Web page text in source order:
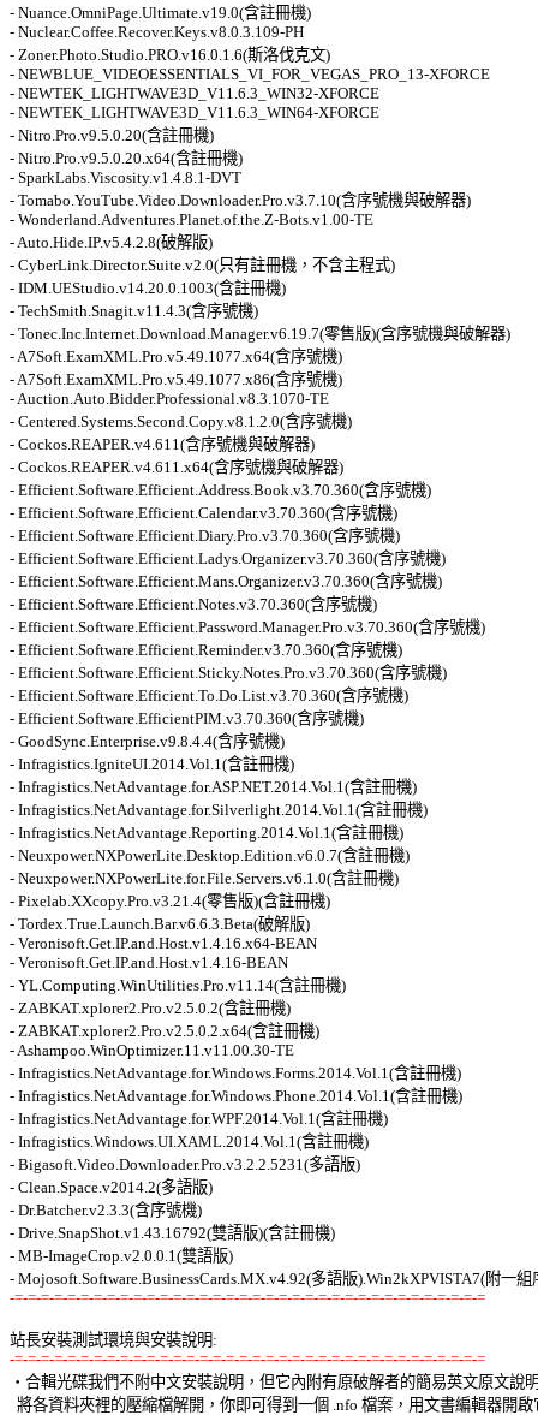
- Nuance.OmniPage.Ultimate.v19.0(含註冊機)
- Nuclear.Coffee.Recover.Keys.v8.0.3.109-PH
- Zoner.Photo.Studio.PRO.v16.0.1.6(斯洛伐克文)
- NEWBLUE_VIDEOESSENTIALS_VI_FOR_VEGAS_PRO_13-XFORCE
- NEWTEK_LIGHTWAVE3D_V11.6.3_WIN32-XFORCE
- NEWTEK_LIGHTWAVE3D_V11.6.3_WIN64-XFORCE
- Nitro.Pro.v9.5.0.20(含註冊機)
- Nitro.Pro.v9.5.0.20.x64(含註冊機)
- SparkLabs.Viscosity.v1.4.8.1-DVT
- Tomabo.YouTube.Video.Downloader.Pro.v3.7.10(含序號機與破解器)
- Wonderland.Adventures.Planet.of.the.Z-Bots.v1.00-TE
- Auto.Hide.IP.v5.4.2.8(破解版)
- CyberLink.Director.Suite.v2.0(只有註冊機，不含主程式)
- IDM.UEStudio.v14.20.0.1003(含註冊機)
- TechSmith.Snagit.v11.4.3(含序號機)
- Tonec.Inc.Internet.Download.Manager.v6.19.7(零售版)(含序號機與破解器)
- A7Soft.ExamXML.Pro.v5.49.1077.x64(含序號機)
- A7Soft.ExamXML.Pro.v5.49.1077.x86(含序號機)
- Auction.Auto.Bidder.Professional.v8.3.1070-TE
- Centered.Systems.Second.Copy.v8.1.2.0(含序號機)
- Cockos.REAPER.v4.611(含序號機與破解器)
- Cockos.REAPER.v4.611.x64(含序號機與破解器)
- Efficient.Software.Efficient.Address.Book.v3.70.360(含序號機)
- Efficient.Software.Efficient.Calendar.v3.70.360(含序號機)
- Efficient.Software.Efficient.Diary.Pro.v3.70.360(含序號機)
- Efficient.Software.Efficient.Ladys.Organizer.v3.70.360(含序號機)
- Efficient.Software.Efficient.Mans.Organizer.v3.70.360(含序號機)
- Efficient.Software.Efficient.Notes.v3.70.360(含序號機)
- Efficient.Software.Efficient.Password.Manager.Pro.v3.70.360(含序號機)
- Efficient.Software.Efficient.Reminder.v3.70.360(含序號機)
- Efficient.Software.Efficient.Sticky.Notes.Pro.v3.70.360(含序號機)
- Efficient.Software.Efficient.To.Do.List.v3.70.360(含序號機)
- Efficient.Software.EfficientPIM.v3.70.360(含序號機)
- GoodSync.Enterprise.v9.8.4.4(含序號機)
- Infragistics.IgniteUI.2014.Vol.1(含註冊機)
- Infragistics.NetAdvantage.for.ASP.NET.2014.Vol.1(含註冊機)
- Infragistics.NetAdvantage.for.Silverlight.2014.Vol.1(含註冊機)
- Infragistics.NetAdvantage.Reporting.2014.Vol.1(含註冊機)
- Neuxpower.NXPowerLite.Desktop.Edition.v6.0.7(含註冊機)
- Neuxpower.NXPowerLite.for.File.Servers.v6.1.0(含註冊機)
- Pixelab.XXcopy.Pro.v3.21.4(零售版)(含註冊機)
- Tordex.True.Launch.Bar.v6.6.3.Beta(破解版)
- Veronisoft.Get.IP.and.Host.v1.4.16.x64-BEAN
- Veronisoft.Get.IP.and.Host.v1.4.16-BEAN
- YL.Computing.WinUtilities.Pro.v11.14(含註冊機)
- ZABKAT.xplorer2.Pro.v2.5.0.2(含註冊機)
- ZABKAT.xplorer2.Pro.v2.5.0.2.x64(含註冊機)
- Ashampoo.WinOptimizer.11.v11.00.30-TE
- Infragistics.NetAdvantage.for.Windows.Forms.2014.Vol.1(含註冊機)
- Infragistics.NetAdvantage.for.Windows.Phone.2014.Vol.1(含註冊機)
- Infragistics.NetAdvantage.for.WPF.2014.Vol.1(含註冊機)
- Infragistics.Windows.UI.XAML.2014.Vol.1(含註冊機)
- Bigasoft.Video.Downloader.Pro.v3.2.2.5231(多語版)
- Clean.Space.v2014.2(多語版)
- Dr.Batcher.v2.3.3(含序號機)
- Drive.SnapShot.v1.43.16792(雙語版)(含註冊機)
- MB-ImageCrop.v2.0.0.1(雙語版)
-=-=-=-=-=-=-=-=-=-=-=-=-=-=-=-=-=-=-=-=-=-=-=-=-=-=-=-=-=-=-=-=-=-=-=-=
站長安裝測試環境與安裝說明:
-=-=-=-=-=-=-=-=-=-=-=-=-=-=-=-=-=-=-=-=-=-=-=-=-=-=-=-=-=-=-=-=-=-=-=-=
‧合輯光碟我們不附中文安裝說明，但它內附有原破解者的簡易英文原文說
將各資料夾裡的壓縮檔解開，你即可得到一個 .nfo 檔案，用文書編輯器開